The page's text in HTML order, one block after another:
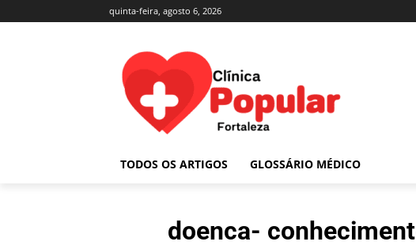
quinta-feira, agosto 6, 2026
TODOS OS ARTIGOS GLOSSÁRIO MÉDICO
doenca-